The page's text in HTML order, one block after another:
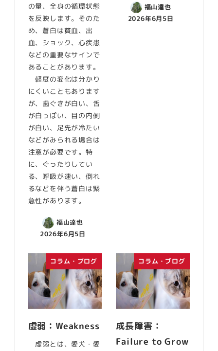
の量、全身の循環状態
を反映します。そのた
め、蒼白は貧血、出
血、ショック、心疾患
などの重要なサインで
あることがあります。
軽度の変化は分かり
にくいこともあります
が、歯ぐきが白い、舌
が白っぽい、目の内側
が白い、足先が冷たい
などがみられる場合は
注意が必要です。特
に、ぐったりしてい
る、呼吸が速い、倒れ
るなどを伴う蒼白は緊
急性があります。
福山達也
2026年6月5日
福山達也
2026年6月5日
コラム・ブログ
虚弱：Weakness
虚弱とは、愛犬・愛
コラム・ブログ
成長障害：
Failure to Grow